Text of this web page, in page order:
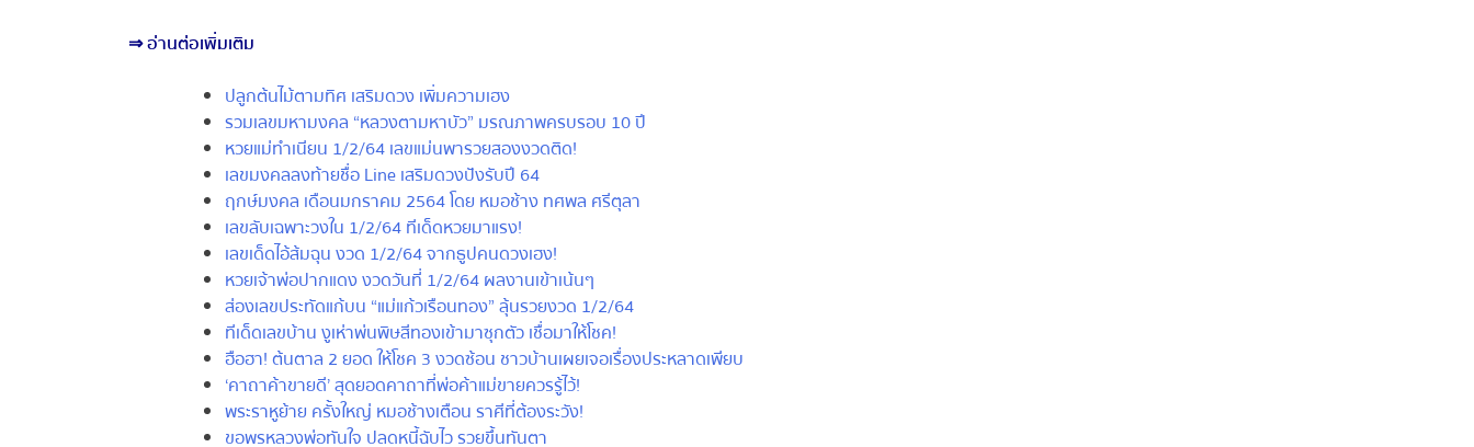
⇒อ่านต่อเพิ่มเติม
ปลูกต้นไม้ตามทิศเสริมดวงเพิ่มความเฮง
รวมเลขมหามงคล “หลวงตามหาบัว” มรณภาพครบรอบ 10 ปี
หวยแม่ทำเนียน 1/2/64 เลขแม่นพารวยสองงวดติด!
เลขมงคลลงท้ายชื่อ Line เสริมดวงปังรับปี 64
ฤกษ์มงคล เดือนมกราคม 2564 โดย หมอช้าง ทศพล ศรีตุลา
เลขลับเฉพาะวงใน 1/2/64 ทีเด็ดหวยมาแรง!
เลขเด็ดไอ้ส้มฉุน งวด 1/2/64 จากธูปคนดวงเฮง!
หวยเจ้าพ่อปากแดง งวดวันที่ 1/2/64 ผลงานเข้าเน้นๆ
ส่องเลขประทัดแก้บน “แม่แก้วเรือนทอง” ลุ้นรวยงวด 1/2/64
ทีเด็ดเลขบ้าน งูเห่าพ่นพิษสีทองเข้ามาซุกตัว เชื่อมาให้โชค!
ฮือฮา! ต้นตาล 2 ยอด ให้โชค 3 งวดซ้อน ชาวบ้านเผยเจอเรื่องประหลาดเพียบ
‘คาถาค้าขายดี’ สุดยอดคาถาที่พ่อค้าแม่ขายควรรู้ไว้!
พระราหูย้ายครั้งใหญ่หมอช้างเตือนราศีที่ต้องระวัง!
ขอพรหลวงพ่อทันใจ ปลดหนี้ฉับไว รวยขึ้นทันตา